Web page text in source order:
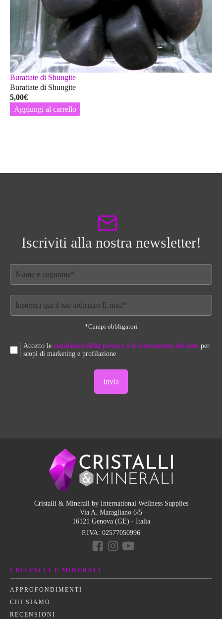
Burattate di Shungite
Burattate di Shungite
5,00€
Aggiungi al carrello
Iscriviti alla nostra newsletter!
*Campi obbligatori
Accetto le condizioni della privacy e il trattamento dei dati per
scopi di marketing e profilazione
Cristalli & Minerali by International Wellness Supplies
Via A. Maragliano 6/5
16121 Genova (GE) - Italia
P.IVA: 02577050996
CRISTALLI E MINERALI
APPROFONDIMENTI
CHI SIAMO
RECENSIONI